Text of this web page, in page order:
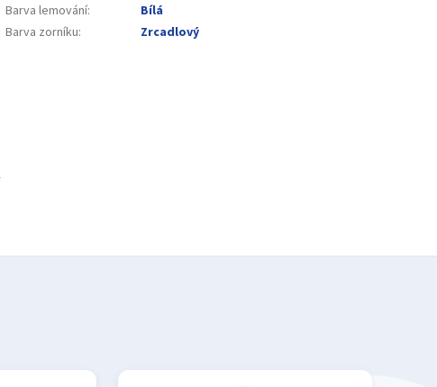
Barva lemování:
Bílá
Barva zorníku: Zrcadlový